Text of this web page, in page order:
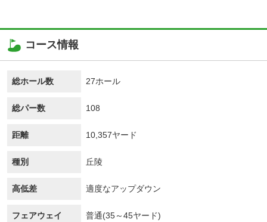
コース情報
総ホール数 27ホール
総パー数 108
距離 10,357ヤード
種別 丘陵
高低差 適度なアップダウン
フェアウェイ 普通(35～45ヤード)